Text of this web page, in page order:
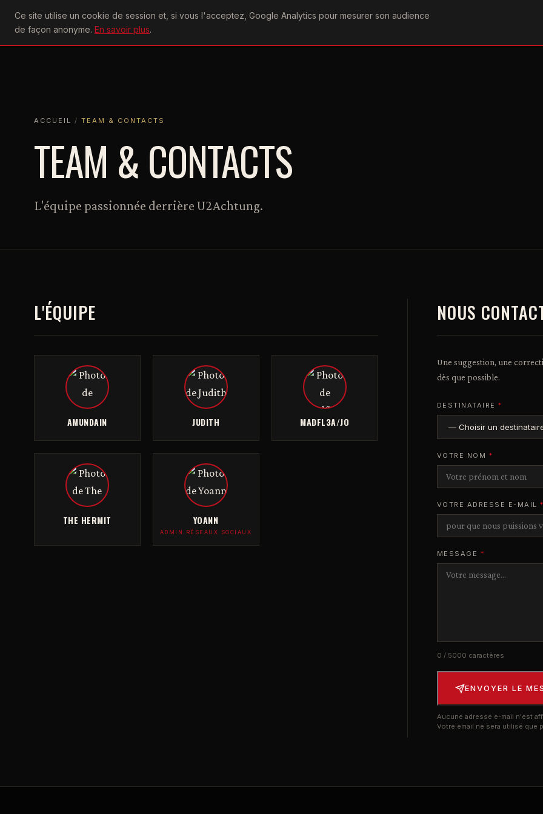
Ce site utilise un cookie de session et, si vous l'acceptez, Google Analytics pour mesurer son audience
de façon anonyme. En savoir plus.
U2achtung
ACCUEIL
ACTU CONCERTS DISCOGRAPHIEPAROLESVIDÉOGRAPHIEFORUMS
ACCUEIL / TEAM & CONTACTS
TEAM & CONTACTS
L'équipe passionnée derrière U2Achtung.
L'ÉQUIPE
AMUNDAIN JUDITH MADFL3A/JO
THE HERMIT YOANN
ADMIN RÉSEAUX SOCIAUX
NOUS
Une suggestion, une
dès que possible.
DESTINATAIRE *
VOTRE NOM *
VOTRE ADRESSE E-MAIL *
MESSAGE *
0 / 5000 caractères
ENVOYER LE
Aucune adresse e-mail n'est
Votre email ne sera utilisé que